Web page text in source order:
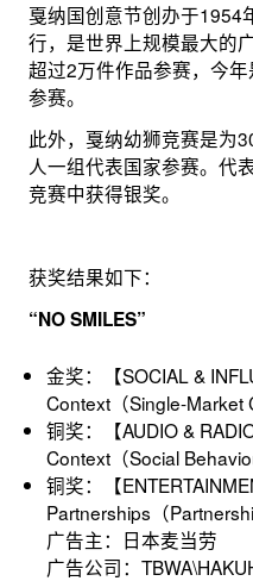
戛纳国创意节创办于1954
行，是世界上规模最大的
超过2万件作品参赛，今
参赛。
此外，戛纳幼狮竞赛是为
人一组代表国家参赛。代
竞赛中获得银奖。
获奖结果如下：
“NO SMILES”
金奖：【SOCIAL &
Context（Single-Market
铜奖：【AUDIO &
Context（Social
铜奖：【
Partnerships（
广告主：日本麦当劳
广告公司：